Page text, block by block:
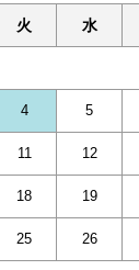
火 水
4 5
11 12
18 19
25 26